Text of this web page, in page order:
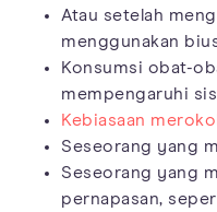
Atau setelah
menggunakan
Konsumsi obat-
mempengaruhi
Kebiasaan
Seseorang yang
Seseorang yang
pernapasan,